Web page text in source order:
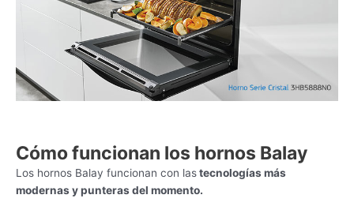
Cómo funcionan los hornos Balay
Los hornos Balay funcionan con lastecnologías más
modernas y punteras del momento.